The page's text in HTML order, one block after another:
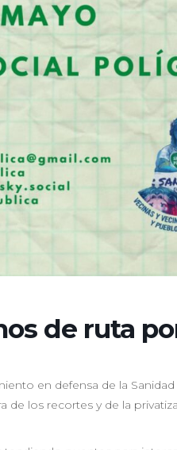
de ruta
en defensa de la
de los recortes y de la